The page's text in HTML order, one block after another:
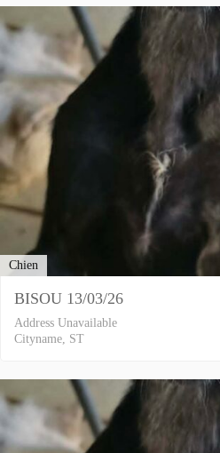
Chien
BISOU 13/03/26
Address Unavailable
Cityname, ST